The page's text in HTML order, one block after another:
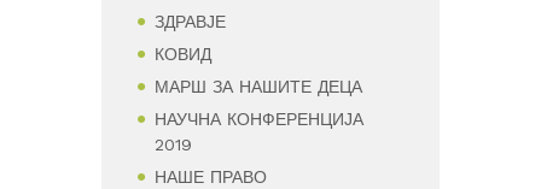
ЗДРАВЈЕ
КОВИД
МАРШ ЗА НАШИТЕ ДЕЦА
НАУЧНА КОНФЕРЕНЦИЈА
2019
НАШЕ ПРАВО